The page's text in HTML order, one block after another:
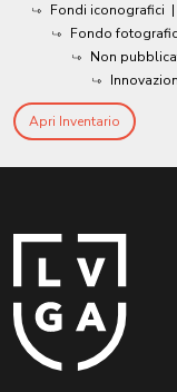
Fondi iconografici
Fondo
Non
Apri Inventario